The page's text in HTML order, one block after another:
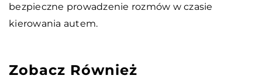
bezpieczne prowadzenie rozmów w czasie
kierowania autem.
Zobacz Również